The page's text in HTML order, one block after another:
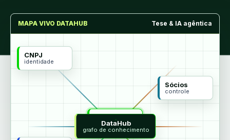
MAPA VIVO DATAHUB Tese & IA agêntica
CNPJ
identidade
Sócios
controle
agentes
DataHub
grafo de conhecimento